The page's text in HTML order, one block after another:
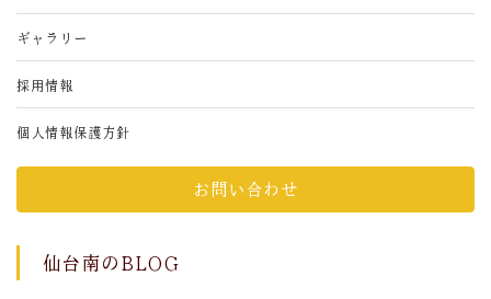
ギャラリー
採用情報
個人情報保護方針
お問い合わせ
仙台南のBLOG